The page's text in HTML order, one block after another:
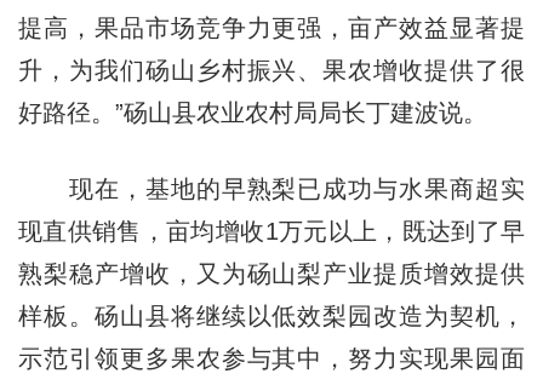
提高，果品市场竞争力更强，亩产效益显著提
升，为我们砀山乡村振兴、果农增收提供了很
好路径。”砀山县农业农村局局长丁建波说。
现在，基地的早熟梨已成功与水果商超实
现直供销售，亩均增收1万元以上，既达到了早
熟梨稳产增收，又为砀山梨产业提质增效提供
样板。砀山县将继续以低效梨园改造为契机，
示范引领更多果农参与其中，努力实现果园面